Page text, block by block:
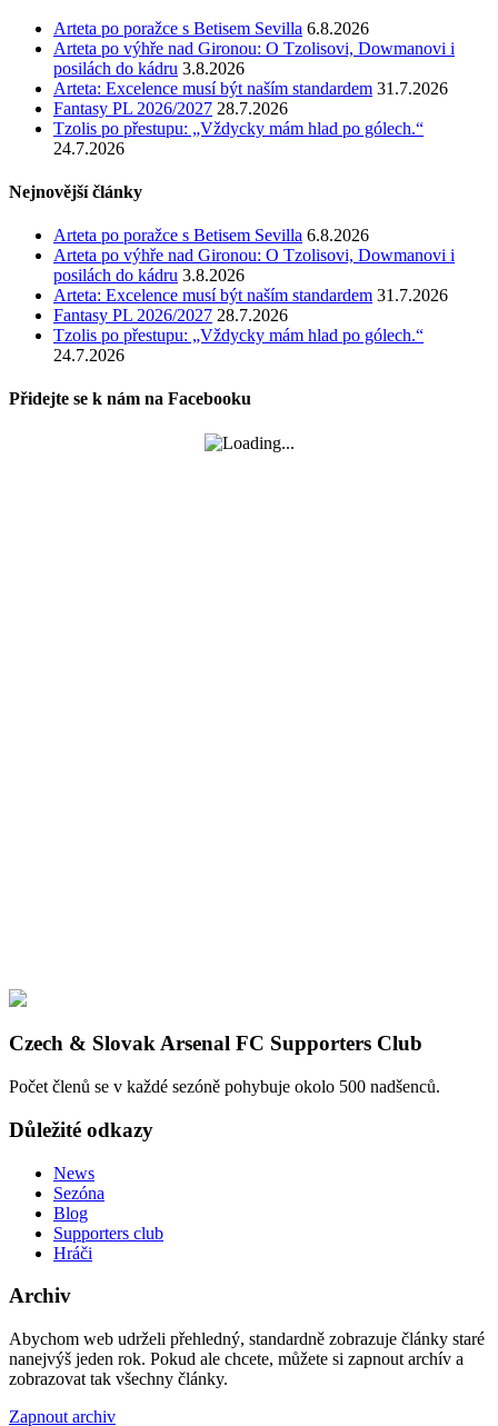
Arteta po poražce s Betisem Sevilla 6.8.2026
Arteta po výhře nad Gironou: O Tzolisovi, Dowmanovi i
posilách do kádru 3.8.2026
Arteta: Excelence musí být naším standardem 31.7.2026
Fantasy PL 2026/2027 28.7.2026
Tzolis po přestupu: „Vždycky mám hlad po gólech.“
24.7.2026
Nejnovější články
Arteta po poražce s Betisem Sevilla 6.8.2026
Arteta po výhře nad Gironou: O Tzolisovi, Dowmanovi i
posilách do kádru 3.8.2026
Arteta: Excelence musí být naším standardem 31.7.2026
Fantasy PL 2026/2027 28.7.2026
Tzolis po přestupu: „Vždycky mám hlad po gólech.“
24.7.2026
Přidejte se k nám na Facebooku
Czech & Slovak Arsenal FC Supporters Club
Počet členů se v každé sezóně pohybuje okolo 500 nadšenců.
Důležité odkazy
News
Sezóna
Blog
Supporters club
Hráči
Archiv
Abychom web udrželi přehledný, standardně zobrazuje články staré
nanejvýš jeden rok. Pokud ale chcete, můžete si zapnout archív a
zobrazovat tak všechny články.
Zapnout archiv